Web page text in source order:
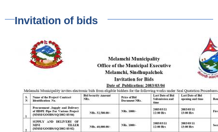
Invitation of bids